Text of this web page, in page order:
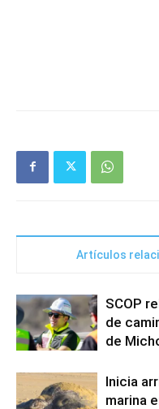
Artículos
SCOP
de
de
Inicia
marina